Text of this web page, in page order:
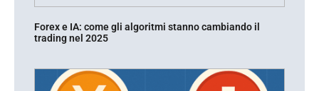
Forex e IA: come gli algoritmi stanno cambiando il
trading nel 2025